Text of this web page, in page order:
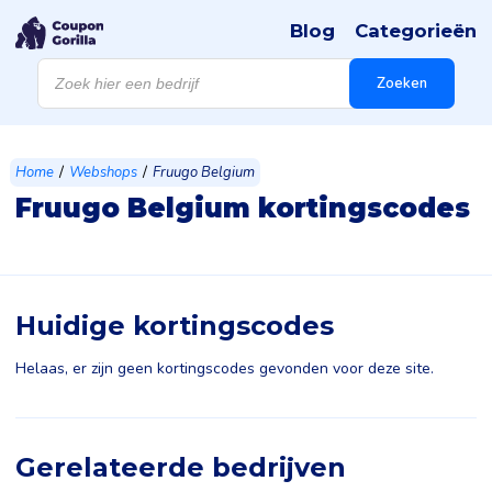
Products
search Zoeken
Blog Categorieën
Home / Webshops / Fruugo Belgium
Fruugo Belgium kortingscodes
Huidige kortingscodes
Helaas, er zijn geen kortingscodes gevonden voor deze site.
Gerelateerde bedrijven